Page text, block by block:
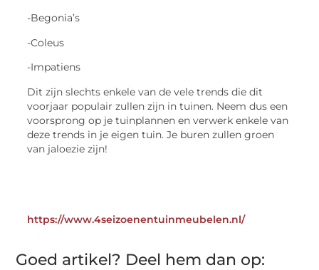
-Begonia’s
-Coleus
-Impatiens
Dit zijn slechts enkele van de vele trends die dit
voorjaar populair zullen zijn in tuinen. Neem dus een
voorsprong op je tuinplannen en verwerk enkele van
deze trends in je eigen tuin. Je buren zullen groen
van jaloezie zijn!
https://www.4seizoenentuinmeubelen.nl/
Goed artikel? Deel hem dan op: